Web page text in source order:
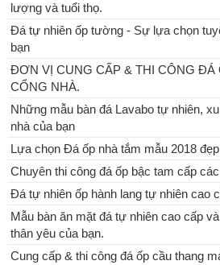
lượng và tuổi thọ.
Đá tự nhiên ốp tường - Sự lựa chọn
bạn
ĐƠN VỊ CUNG CẤP & THI CÔNG ĐÁ
CỔNG NHÀ.
Những mẫu bàn đá Lavabo tự nhiên,
nhà của bạn
Lựa chọn Đá ốp nhà tắm mẫu 2018
Chuyên thi công đá ốp bậc tam cấp
Đá tự nhiên ốp hành lang tự nhiên cao
Mẫu bàn ăn mặt đá tự nhiên cao cấp
thân yêu của bạn.
Cung cấp & thi công đá ốp cầu thang
Lựa chọn Đá ốp nhà tắm mẫu